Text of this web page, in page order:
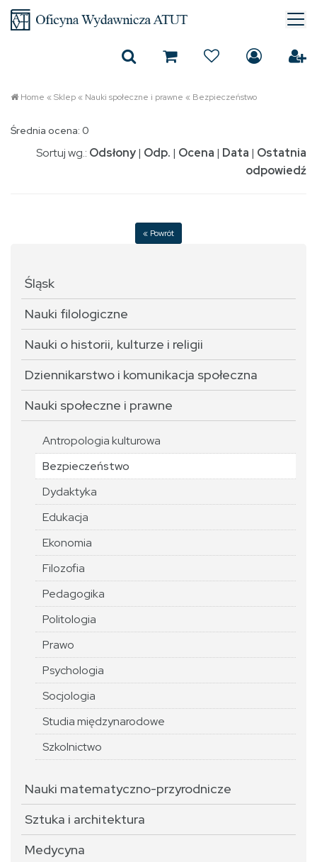
Home «Sklep« Nauki społeczne i prawne « Bezpieczeństwo
Średnia ocena: 0
Sortuj wg.: Odsłony| Odp. | Ocena | Data | Ostatnia
odpowiedź
« Powrót
Śląsk
Nauki filologiczne
Nauki o historii, kulturze i religii
Dziennikarstwo i komunikacja społeczna
Nauki społeczne i prawne
Antropologia kulturowa
Bezpieczeństwo
Dydaktyka
Edukacja
Ekonomia
Filozofia
Pedagogika
Politologia
Prawo
Psychologia
Socjologia
Studia międzynarodowe
Szkolnictwo
Nauki matematyczno-przyrodnicze
Sztuka i architektura
Medycyna